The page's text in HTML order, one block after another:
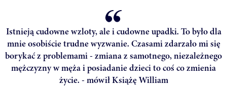
Istnieją cudowne wzloty, ale i cudowne upadki. To było dla
mnie osobiście trudne wyzwanie. Czasami zdarzało mi się
borykać z problemami - zmiana z samotnego, niezależnego
mężczyzny w męża i posiadanie dzieci to coś co zmienia
życie. - mówił Książę William